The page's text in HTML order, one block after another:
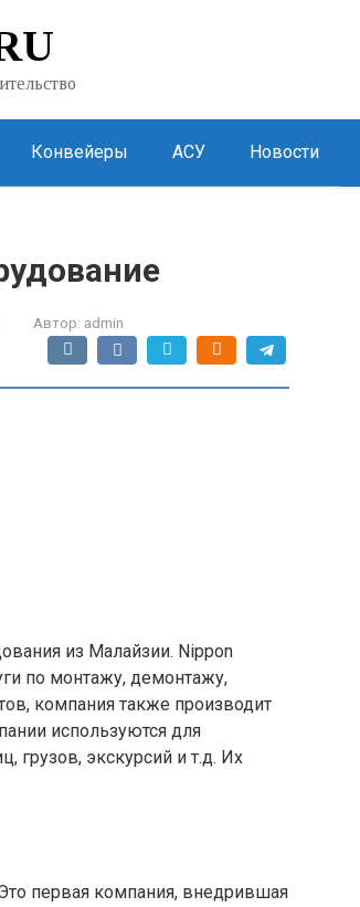
Конвейеры АСУ Новости
Автор: admin
из Малайзии. Nippon
по монтажу, демонтажу,
компания также производит
используются для
грузов, экскурсий и т.д. Их
первая компания, внедрившая